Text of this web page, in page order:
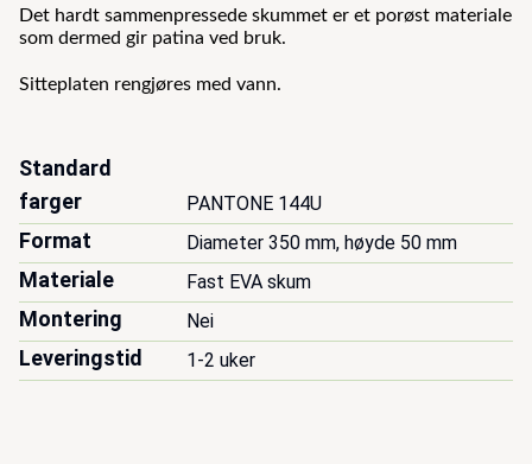
Det hardt sammenpressede skummet er et porøst materiale
som dermed gir patina ved bruk.
Sitteplaten rengjøres med vann.
Standard
farger
PANTONE 144U
Format Diameter 350 mm, høyde 50 mm
Materiale Fast EVA skum
Montering Nei
Leveringstid 1-2 uker